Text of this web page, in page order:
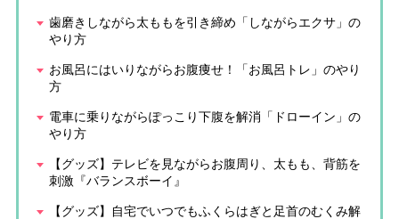
歯磨きしながら太ももを引き締め「しながらエクサ」の
やり方
お風呂にはいりながらお腹痩せ！「お風呂トレ」のやり
方
電車に乗りながらぽっこり下腹を解消「ドローイン」の
やり方
【グッズ】テレビを見ながらお腹周り、太もも、背筋を
刺激『バランスボーイ』
【グッズ】自宅でいつでもふくらはぎと足首のむくみ解